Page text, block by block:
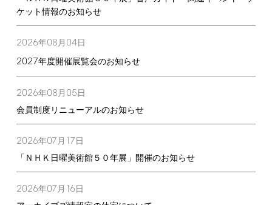
ケット情報のお知らせ
2026年08月 04日
2027年度開催展覧会のお知らせ
2026年08月 05日
会員制度リニューアルのお知らせ
2026年07月 17日
「ＮＨＫ日曜美術館５０年展」開催のお知らせ
2026年07月 16日